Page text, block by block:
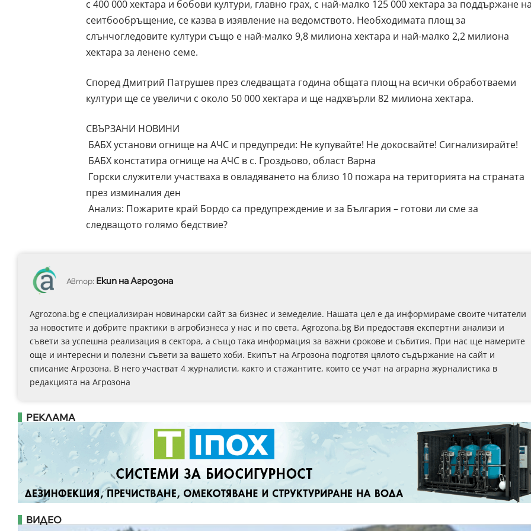
с 400 000 хектара и бобови култури, главно грах, с най-малко 125 000 хектара за поддържане
сеитбообръщение, се казва в изявление на ведомството. Необходимата площ за
слънчогледовите култури също е най-малко 9,8 милиона хектара и най-малко 2,2 милиона
хектара за ленено семе.
Според Дмитрий Патрушев през следващата година общата площ на всички обработваеми
култури ще се увеличи с около 50 000 хектара и ще надхвърли 82 милиона хектара.
СВЪРЗАНИ НОВИНИ
БАБХ установи огнище на АЧС и предупреди: Не купувайте! Не докосвайте! Сигнализирайте!
БАБХ констатира огнище на АЧС в с. Гроздьово, област Варна
Горски служители участваха в овладяването на близо 10 пожара на територията на страната
през изминалия ден
Анализ: Пожарите край Бордо са предупреждение и за България – готови ли сме за
следващото голямо бедствие?
Автор: Екип на Агрозона
Agrozona.bg e специализиран новинарски сайт за бизнес и земеделие. Нашата цел е да информираме своите читатели
за новостите и добрите практики в агробизнеса у нас и по света. Agrozona.bg Ви предоставя експертни анализи и
съвети за успешна реализация в сектора, а също така информация за важни срокове и събития. При нас ще намерите
още и интересни и полезни съвети за вашето хоби. Екипът на Агрозона подготвя цялото съдържание на сайт и
списание Агрозона. В него участват 4 журналисти, както и стажантите, които се учат на аграрна журналистика в
редакцията на Агрозона
РЕКЛАМА
ВИДЕО